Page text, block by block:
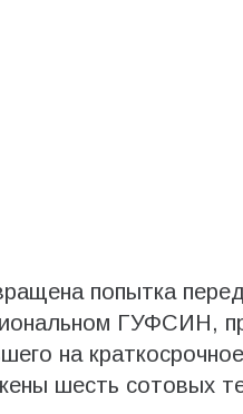
попытка
ГУФСИН,
на
шесть сотовых